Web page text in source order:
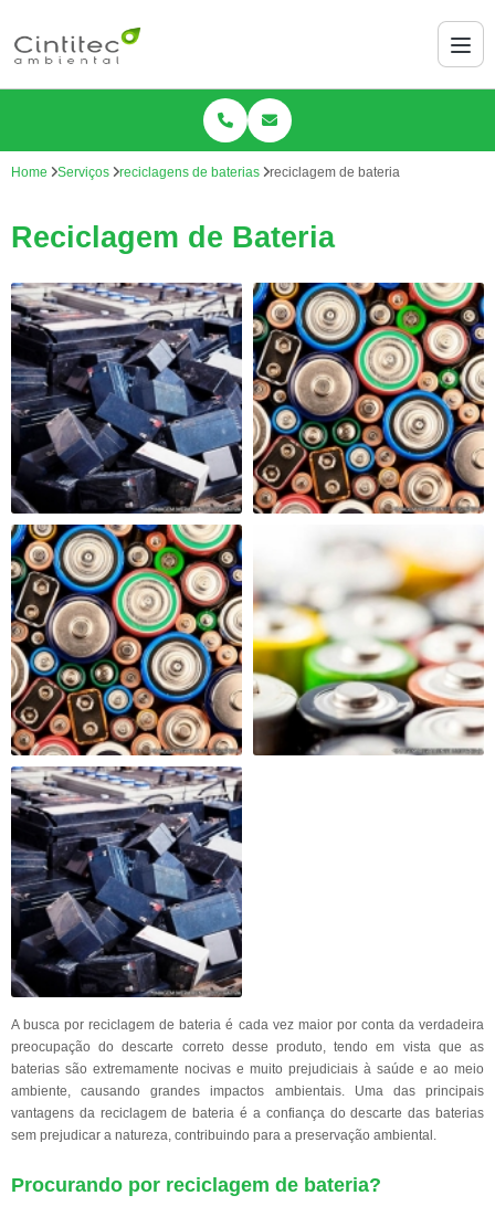
Home Serviços reciclagens de baterias reciclagem de bateria
Reciclagem de Bateria
A busca por reciclagem de bateria é cada vez maior por conta da verdadeira
preocupação do descarte correto desse produto, tendo em vista que as
baterias são extremamente nocivas e muito prejudiciais à saúde e ao meio
ambiente, causando grandes impactos ambientais. Uma das principais
vantagens da reciclagem de bateria é a confiança do descarte das baterias
sem prejudicar a natureza, contribuindo para a preservação ambiental.
Procurando por reciclagem de bateria?